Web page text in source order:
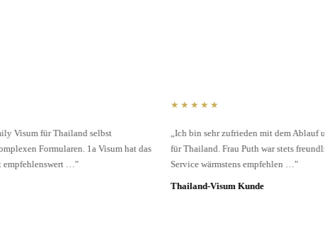
„Ich bin sehr zufrieden mit dem Ablauf und der Bearbeitung meines Visums
für Thailand. Frau Puth war stets freundlich und hilfsbereit. Ich kann 1a Visum
Service wärmstens empfehlen …"